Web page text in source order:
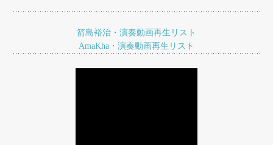
シ
ン
箭島裕治・演奏動画再生リスト
AmaKha・演奏動画再生リスト